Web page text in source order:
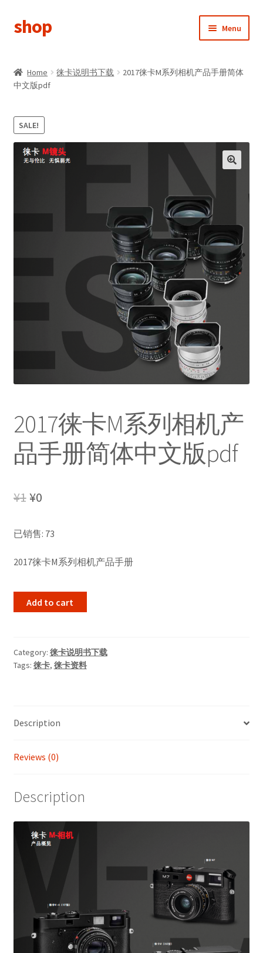
Skip
to
Skip
to
shop Menu
分类查看
新用户注册
我的帐户
Home 徕卡说明书下载
2017徕卡M系列相机产品手册简体
中文版pdf
SALE!
2017徕卡M系列相机产
品手册简体中文版pdf
¥1Original
was:
¥1.
¥0Current
is:
¥0.
已销售: 73
2017徕卡M系列相机产品手册
Add to cart
Category: 徕卡说明书下载
Tags: 徕卡, 徕卡资料
Description
Reviews (0)
Description